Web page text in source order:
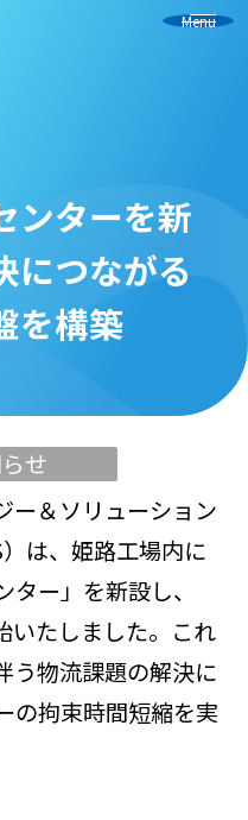
Menu
ンターを新
につながる
を構築
せ
ー＆ソリューション
は、姫路工場内に
ー」を新設し、
いたしました。これ
う物流課題の解決に
の拘束時間短縮を実